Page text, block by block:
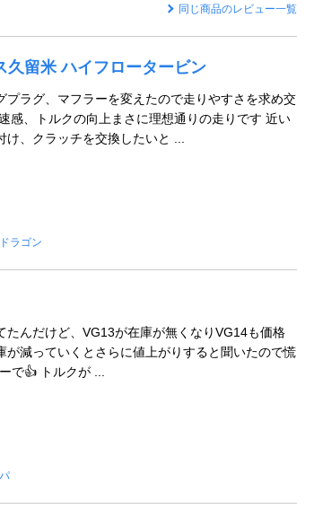
同じ商品のレビュー一覧
久留米 ハイフロータービン
プラグ、マフラーを変えたので走りやすさを求め交
感、トルクの向上まさに理想通りの走りです 近い
、クラッチを交換したいと ...
ラゴン
たんだけど、VG13が在庫が無くなりVG14も価格
が減っていくとさらに値上がりすると聞いたので慌
で👍 トルクが ...